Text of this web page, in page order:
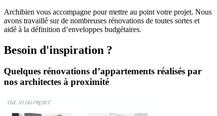
Archibien vous accompagne pour mettre au point votre projet. Nous
avons travaillé sur de nombreuses rénovations de toutes sortes et
aidé à la définition d’enveloppes budgétaires.
Besoin d'inspiration ?
Quelques rénovations d’appartements réalisés par
nos architectes à proximité